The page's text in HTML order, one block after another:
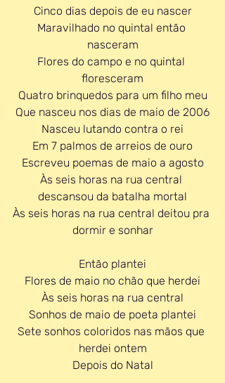
Cinco dias depois de eu nascer
Maravilhado no quintal então
nasceram
Flores do campo e no quintal
floresceram
Quatro brinquedos para um filho meu
Que nasceu nos dias de maio de 2006
Nasceu lutando contra o rei
Em 7 palmos de arreios de ouro
Escreveu poemas de maio a agosto
Às seis horas na rua central
descansou da batalha mortal
Às seis horas na rua central deitou pra
dormir e sonhar
Então plantei
Flores de maio no chão que herdei
Às seis horas na rua central
Sonhos de maio de poeta plantei
Sete sonhos coloridos nas mãos que
herdei ontem
Depois do Natal